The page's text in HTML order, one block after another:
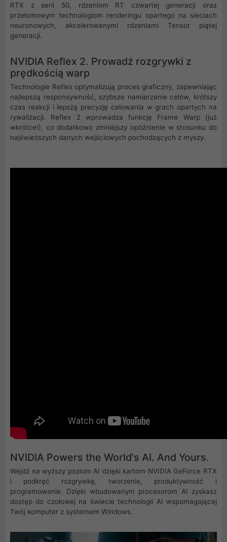
RTX z serii 50, rdzeniom RT czwartej generacji oraz
przełomowym technologiom renderingu opartego na sieciach
neuronowych, akcelerowanymi rdzeniami Tensor piątej
generacji.
NVIDIA Reflex 2. Prowadź rozgrywki z
prędkością warp
Technologie Reflex optymalizują proces graficzny, zapewniając
najlepszą responsywność, szybsze namierzanie celów, krótszy
czas reakcji i lepszą precyzję celowania w grach opartych na
rywalizacji. Reflex 2 wprowadza funkcję Frame Warp (już
wkrótce!), co dodatkowo zmniejszy opóźnienie w stosunku do
najświeższych danych wejściowych pochodzących z myszy.
NVIDIA Powers the World's AI. And Yours.
Wejdź na wyższy poziom AI dzięki kartom NVIDIA GeForce RTX
i podkręć rozgrywkę, tworzenie, produktywność i
programowanie. Dzięki wbudowanym procesorom AI zyskasz
dostęp do czołowej na świecie technologii AI wspomagającej
Twój komputer z systemem Windows.